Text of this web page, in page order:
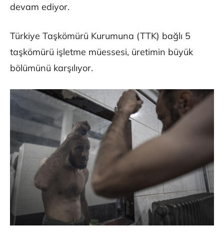
devam ediyor.
Türkiye Taşkömürü Kurumuna (TTK) bağlı 5
taşkömürü işletme müessesi, üretimin büyük
bölümünü karşılıyor.